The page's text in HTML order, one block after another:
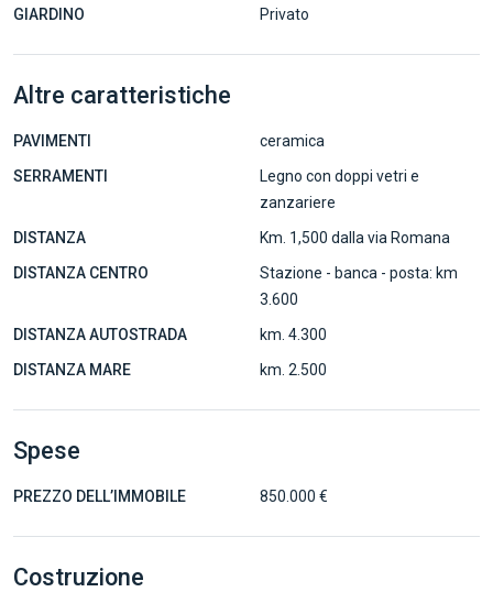
GIARDINO
Privato
Altre caratteristiche
PAVIMENTI
ceramica
SERRAMENTI
Legno con doppi vetri e
zanzariere
DISTANZA
Km. 1,500 dalla via Romana
DISTANZA CENTRO
Stazione - banca - posta: km
3.600
DISTANZA AUTOSTRADA
km. 4.300
DISTANZA MARE
km. 2.500
Spese
PREZZO DELL’IMMOBILE 850.000 €
Costruzione